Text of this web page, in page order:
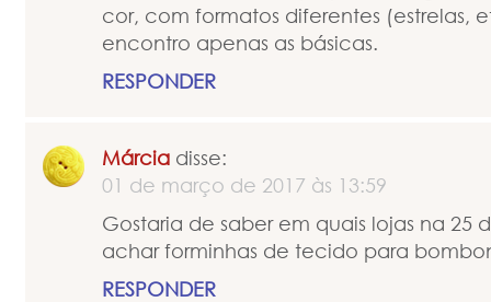
cor, com formatos diferentes (estrelas,
encontro apenas as básicas.
RESPONDER
Márcia disse:
01 de março de 2017 às 13:59
Gostaria de saber em quais lojas na 25
achar forminhas de tecido para
RESPONDER